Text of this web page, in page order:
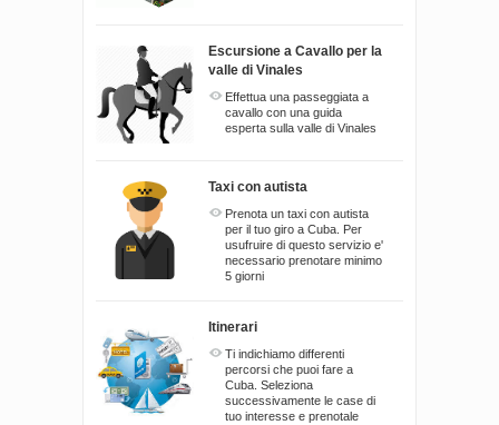
Escursione a Cavallo per la
valle di Vinales
Effettua una passeggiata a
cavallo con una guida
esperta sulla valle di Vinales
Taxi con autista
Prenota un taxi con autista
per il tuo giro a Cuba. Per
usufruire di questo servizio e'
necessario prenotare minimo
5 giorni
Itinerari
Ti indichiamo differenti
percorsi che puoi fare a
Cuba. Seleziona
successivamente le case di
tuo interesse e prenotale